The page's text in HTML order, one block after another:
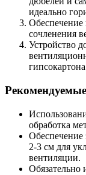
идеально
Обеспечение
сочленения
Устройство
обработка
Обеспечение
2-3 см для
вентиляции.
Обязательно